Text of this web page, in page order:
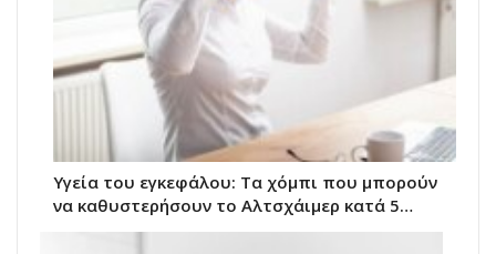
Υγεία του εγκεφάλου: Τα χόμπι που μπορούν
να καθυστερήσουν το Αλτσχάιμερ κατά 5…